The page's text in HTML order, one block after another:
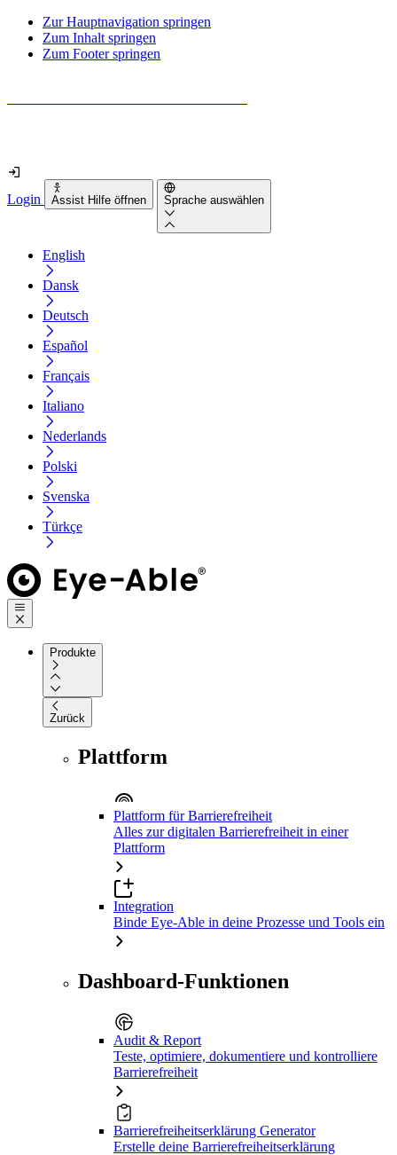
Zur Hauptnavigation springen
Zum Inhalt springen
Zum Footer springen
Login Assist Hilfe öffnen Sprache auswählen
English
Dansk
Deutsch
Español
Français
Italiano
Nederlands
Polski
Svenska
Türkçe
Produkte
Zurück
Plattform
Plattform für Barrierefreiheit
Alles zur digitalen Barrierefreiheit in einer
Plattform
Integration
Binde Eye-Able in deine Prozesse und Tools ein
Dashboard-Funktionen
Audit & Report
Teste, optimiere, dokumentiere und kontrolliere
Barrierefreiheit
Barrierefreiheitserklärung Generator
Erstelle deine Barrierefreiheitserklärung